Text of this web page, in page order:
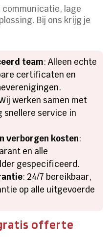
communicatie, lage
Bij ons krijg je
team: Alleen echte
certificaten en
werken samen met
snellere service in
verborgen kosten:
en alle
gespecificeerd.
: 24/7 bereikbaar,
op alle uitgevoerde
offerte